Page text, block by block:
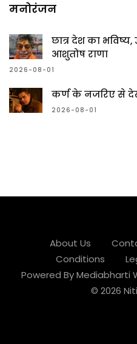
मनोरंजन
छात्र देश का
आशुतोष राणा
2026-08-01
कर्ण के नजरिए से
2026-08-01
About Us
Conditions
Powered ByMediabharti
© 2026